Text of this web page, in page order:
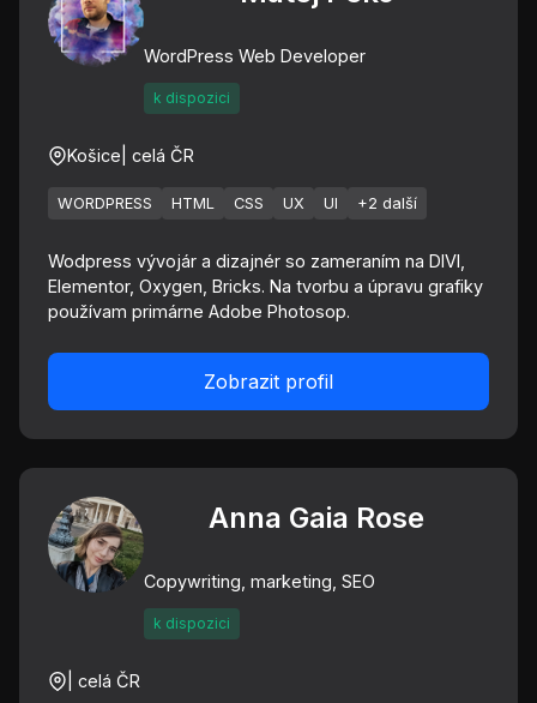
WordPress Web Developer
k dispozici
Košice | celá ČR
WORDPRESS HTML CSS UX UI +2 další
Wodpress vývojár a dizajnér so zameraním na DIVI,
Elementor, Oxygen, Bricks. Na tvorbu a úpravu grafiky
používam primárne Adobe Photosop.
Zobrazit profil
Anna Gaia Rose
Copywriting, marketing, SEO
k dispozici
| celá ČR